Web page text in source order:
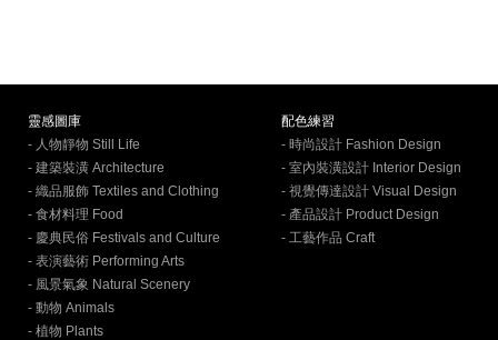
靈感圖庫
- 人物靜物 Still Life
- 建築裝潢 Architecture
- 織品服飾 Textiles and Clothing
- 食材料理 Food
- 慶典民俗 Festivals and Culture
- 表演藝術 Performing Arts
- 風景氣象 Natural Scenery
- 動物 Animals
- 植物 Plants
配色練習
- 時尚設計 Fashion Design
- 室內裝潢設計 Interior Design
- 視覺傳達設計 Visual Design
- 產品設計 Product Design
- 工藝作品 Craft